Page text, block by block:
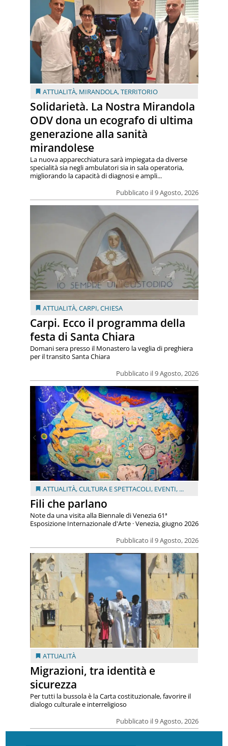
ATTUALITÀ, MIRANDOLA,TERRITORIO
Solidarietà. La Nostra Mirandola
ODV dona un ecografo di ultima
generazione alla sanità
mirandolese
Pubblicato il 9 Agosto, 2026
La nuova apparecchiatura sarà impiegata da diverse
specialità sia negli ambulatori sia in sala operatoria,
migliorando la capacità di diagnosi e ampli...
ATTUALITÀ,CARPI,CHIESA
Carpi. Ecco il programma della
festa di Santa Chiara
Pubblicato il 9 Agosto, 2026
Domani sera presso il Monastero la veglia di preghiera
per il transito Santa Chiara
ATTUALITÀ,CULTURA E SPETTACOLI, EVENTI, ...
Fili che parlano
Pubblicato il 9 Agosto, 2026
Note da una visita alla Biennale di Venezia 61ª
Esposizione Internazionale d'Arte · Venezia, giugno 2026
ATTUALITÀ
Migrazioni, tra identità e
sicurezza
Pubblicato il 9 Agosto, 2026
Per tutti la bussola è la Carta costituzionale, favorire il
dialogo culturale e interreligioso